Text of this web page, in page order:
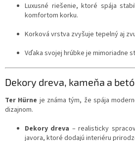
Luxusné riešenie, ktoré spája
komfortom korku.
Korková vrstva zvyšuje tepelný aj
Vďaka svojej hrúbke je mimoriadne
Dekory dreva, kameňa a
Ter Hürne je známa tým, že spája
dizajnom.
Dekory dreva – realisticky
javora, ktoré dodajú interiéru